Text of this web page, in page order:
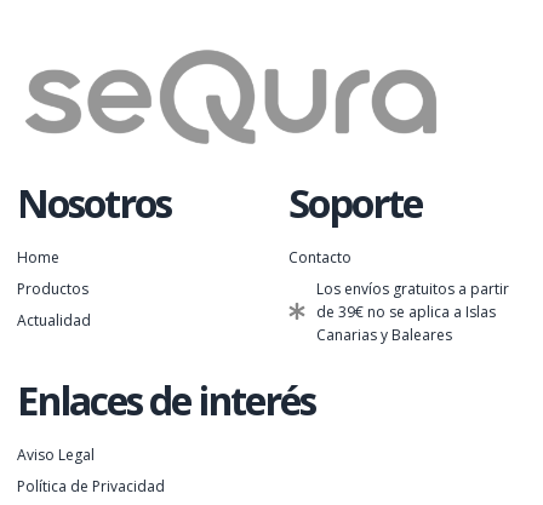
Nosotros
Home
Productos
Actualidad
Soporte
Contacto
Los envíos gratuitos a partir
de 39€ no se aplica a Islas
Canarias y Baleares
Enlaces de interés
Aviso Legal
Política de Privacidad